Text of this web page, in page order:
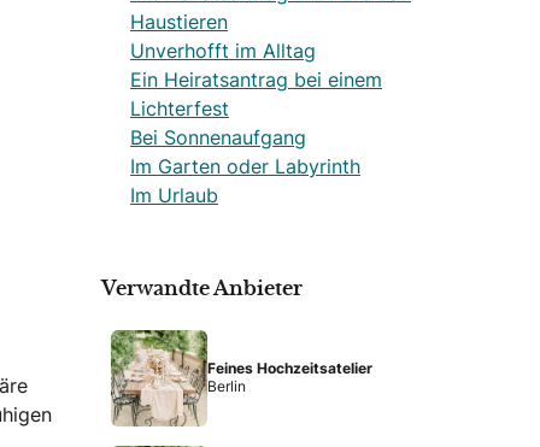
Haustieren
Unverhofft im Alltag
Ein Heiratsantrag bei einem
Lichterfest
Bei Sonnenaufgang
Im Garten oder Labyrinth
Im Urlaub
Verwandte Anbieter
Feines Hochzeitsatelier
Berlin